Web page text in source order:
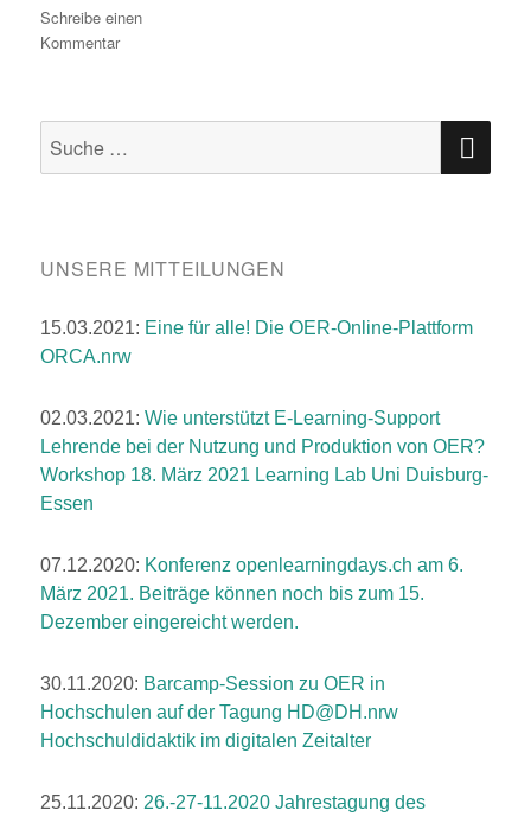
Schreibe einen
Kommentarzu
im
nach:
UNSERE MITTEILUNGEN
15.03.2021: Eine für alle! Die OER-Online-Plattform
ORCA.nrw
02.03.2021:Wie unterstützt E-Learning-Support
Lehrende bei der Nutzung und Produktion von OER?
Workshop 18. März 2021 Learning Lab Uni Duisburg-
Essen
07.12.2020: Konferenzopenlearningdays.ch am 6.
März 2021. Beiträge können noch bis zum 15.
Dezember eingereicht werden.
30.11.2020: Barcamp-Session zu OER in
Hochschulen auf der Tagung HD@DH.nrw
Hochschuldidaktik im digitalen Zeitalter
25.11.2020: 26.-27-11.2020 Jahrestagung des